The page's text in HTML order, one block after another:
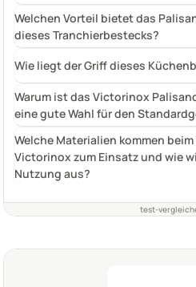
Welchen Vorteil bietet das
dieses Tranchierbestecks?
Wie liegt der Griff dieses
Warum ist das Victorinox
eine gute Wahl für den
Welche Materialien kommen
Victorinox zum Einsatz und wie
Nutzung aus?
test-